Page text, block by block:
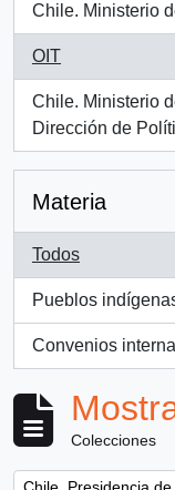
Chile. Ministerio
, 1 resultados
OIT
, 1 resultados
Chile. Ministerio
Dirección de
, 1 resultados
Materia
Todos
Pueblos
, 1 resultados
Convenios
, 1 resultados
Colecciones
Remove filter: